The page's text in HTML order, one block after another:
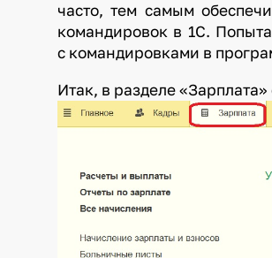
часто, тем самым
командировок в 1С.
с командировками в
Итак, в разделе